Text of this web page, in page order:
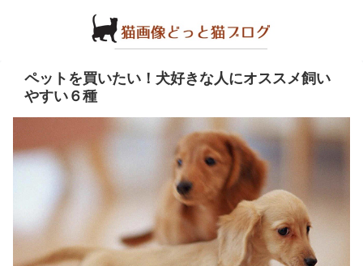
ペットを買いたい！犬好きな人にオススメ飼い
やすい６種